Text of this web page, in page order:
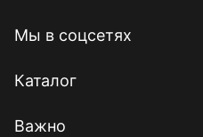
Мы в соцсетях
Каталог
Важно